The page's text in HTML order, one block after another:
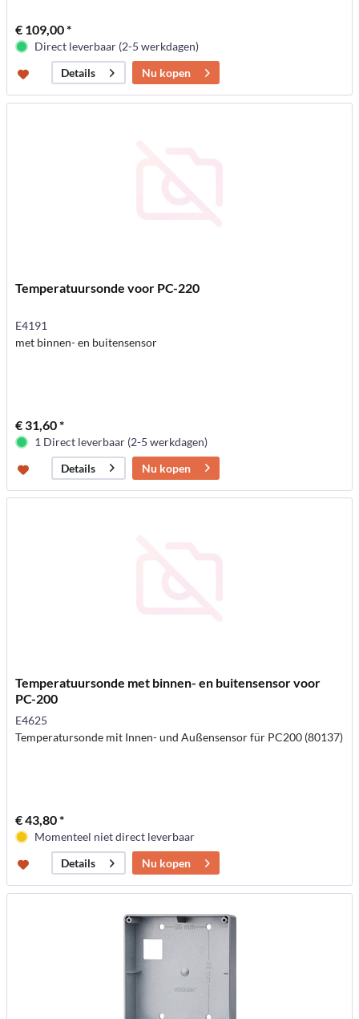
€ 109,00 *
Direct leverbaar (2-5 werkdagen)
Details
Nu kopen
Temperatuursonde voor PC-220
E4191
met binnen- en buitensensor
€ 31,60 *
1 Direct leverbaar (2-5 werkdagen)
Details
Nu kopen
Temperatuursonde met binnen- en buitensensor voor
PC-200
E4625
Temperatursonde mit Innen- und Außensensor für PC200 (80137)
€ 43,80 *
Momenteel niet direct leverbaar
Details
Nu kopen